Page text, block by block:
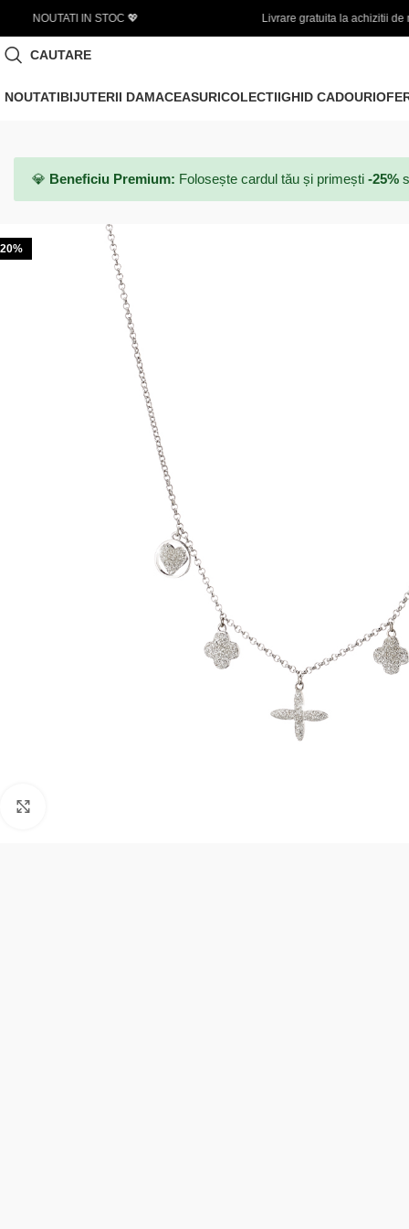
Livrare gratuita la achizitii de minim 450 LEI
CAUTARE
NOUTATIBIJUTERII DAMACEASURICOLECTIIGHID CADOURI
💎 Beneficiu Premium: Folosește cardul tău și primești -25%